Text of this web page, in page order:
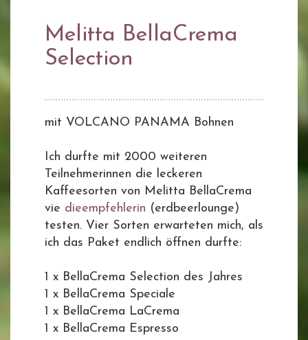
Melitta BellaCrema
Selection
mit VOLCANO PANAMA Bohnen
Ich durfte mit 2000 weiteren
Teilnehmerinnen die leckeren
Kaffeesorten von Melitta BellaCrema
vie dieempfehlerin (erdbeerlounge)
testen. Vier Sorten erwarteten mich, als
ich das Paket endlich öffnen durfte:
1 x BellaCrema Selection des Jahres
1 x BellaCrema Speciale
1 x BellaCrema LaCrema
1 x BellaCrema Espresso